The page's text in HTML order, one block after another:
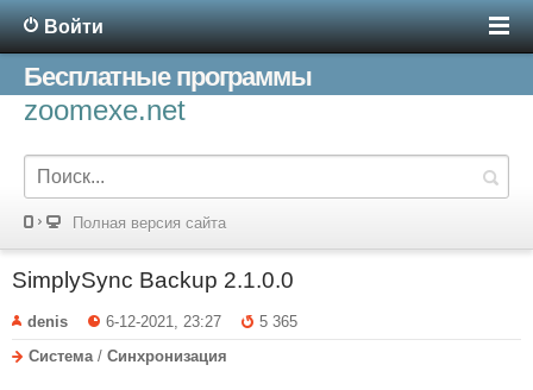
Войти
Бесплатные программы
zoomexe.net
Полная версия сайта
SimplySync Backup 2.1.0.0
denis 6-12-2021, 23:27
5 365
Система / Синхронизация